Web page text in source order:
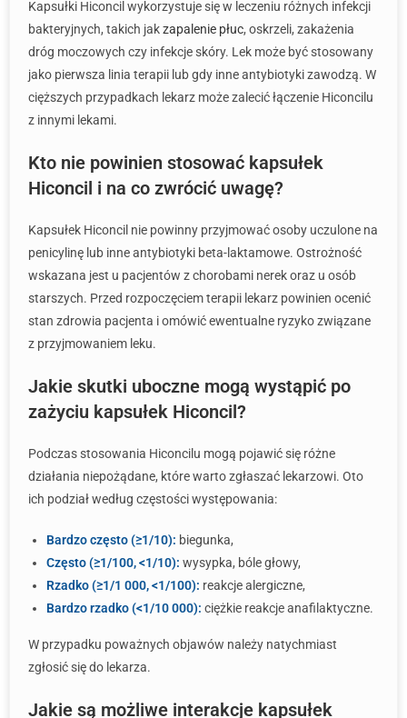
Kapsułki Hiconcil wykorzystuje się w leczeniu różnych infekcji
bakteryjnych, takich jakzapalenie płuc, oskrzeli, zakażenia
dróg moczowych czy infekcje skóry. Lek może być stosowany
jako pierwsza linia terapii lub gdy inne antybiotyki zawodzą. W
cięższych przypadkach lekarz może zalecić łączenie Hiconcilu
z innymi lekami.
Kto nie powinien stosować kapsułek
Hiconcil i na co zwrócić uwagę?
Kapsułek Hiconcil nie powinny przyjmować osoby uczulone na
penicylinę lub inne antybiotyki beta-laktamowe. Ostrożność
wskazana jest u pacjentów z chorobami nerek oraz u osób
starszych. Przed rozpoczęciem terapii lekarz powinien ocenić
stan zdrowia pacjenta i omówić ewentualne ryzyko związane
z przyjmowaniem leku.
Jakie skutki uboczne mogą wystąpić po
zażyciu kapsułek Hiconcil?
Podczas stosowania Hiconcilu mogą pojawić się różne
działania niepożądane, które warto zgłaszać lekarzowi. Oto
ich podział według częstości występowania:
Bardzo często (≥1/10): biegunka,
Często (≥1/100, <1/10): wysypka, bóle głowy,
Rzadko (≥1/1 000, <1/100): reakcje alergiczne,
Bardzo rzadko (<1/10 000): ciężkie reakcje anafilaktyczne.
W przypadku poważnych objawów należy natychmiast
zgłosić się do lekarza.
Jakie są możliwe interakcje kapsułek